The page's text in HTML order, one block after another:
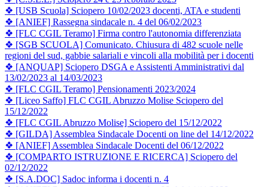
❖ [USB Scuola] Sciopero 10/02/2023 docenti, ATA e studenti
❖ [ANIEF] Rassegna sindacale n. 4 del 06/02/2023
❖ [FLC CGIL Teramo] Firma contro l'autonomia differenziata
❖ [SGB SCUOLA] Comunicato. Chiusura di 482 scuole nelle
regioni del sud, gabbie salariali e vincoli alla mobilità per i docenti
❖ [ANQUAP] Sciopero DSGA e Assistenti Amministrativi dal
13/02/2023 al 14/03/2023
❖ [FLC CGIL Teramo] Pensionamenti 2023/2024
❖ [Liceo Saffo] FLC CGIL Abruzzo Molise Sciopero del
15/12/2022
❖ [FLC CGIL Abruzzo Molise] Sciopero del 15/12/2022
❖ [GILDA] Assemblea Sindacale Docenti on line del 14/12/2022
❖ [ANIEF] Assemblea Sindacale Docenti del 06/12/2022
❖ [COMPARTO ISTRUZIONE E RICERCA] Sciopero del
02/12/2022
❖ [S.A.DOC] Sadoc informa i docenti n. 4